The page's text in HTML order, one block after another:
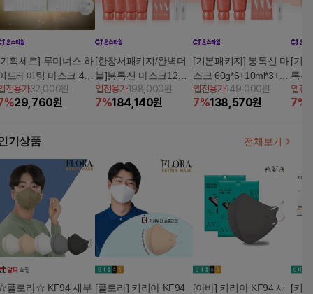
획세트] 루미너스 하
드레이팅 마스크 4박
전용가32,000원
%29,760원
[한창서패키지/완벽더
블]봉톡신 마스크12통+
10ml*6+스패출라2
앱전용가198,000원
7%184,140원
[기본패키지] 봉톡신 마
스크 60g*6+10ml*3+스
패출라1
앱전용가149,000원
7%138,570원
[기
톡신
앱전
7%
기상품 전체보기
플로라☆ KF94 새부 [플로라] 키리아 KF94
[아바] 키리아 KF94 새
[키